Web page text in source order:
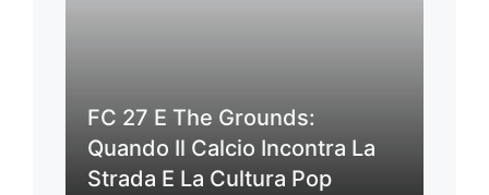
FC 27 E The Grounds:
Quando Il Calcio Incontra La
Strada E La Cultura Pop